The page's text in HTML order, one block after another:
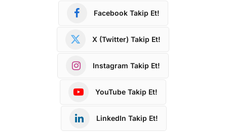
Facebook Takip Et!
X (Twitter) Takip Et!
Instagram Takip Et!
YouTube Takip Et!
LinkedIn Takip Et!